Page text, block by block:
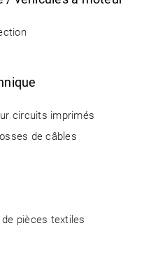
circuits imprimés
de câbles
pièces textiles